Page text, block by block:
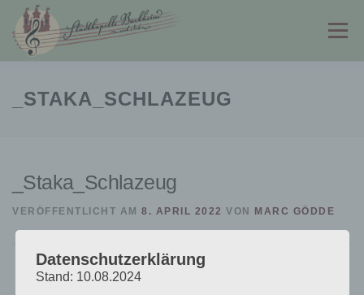
Inhalt
springen
Menü
STADTKAPELLE JUGENDKAPELLE
_STAKA_SCHLAZEUG
_Staka_Schlazeug
VERÖFFENTLICHT AM 8. APRIL 2022 VON MARC GÖDDE
Datenschutzerklärung
Stand: 10.08.2024